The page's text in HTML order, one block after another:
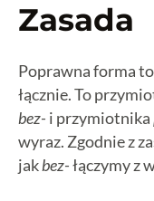
Zasada
Poprawna forma to
łącznie. To
bez- i przymiotnika
wyraz. Zgodnie z
jakbez-łączymy z